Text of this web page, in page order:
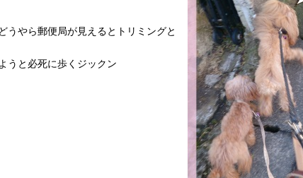
うやら郵便局が見えるとトリミングと
うと必死に歩くジックン